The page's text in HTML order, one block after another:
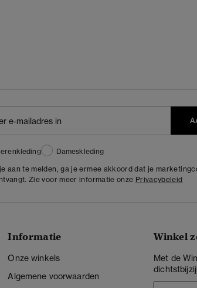
Dameskleding
aan te melden, ga je ermee akkoord dat je
Zie voor meer informatie onze Privacybeleid
Informatie
Onze winkels
Algemene voorwaarden
Winkel
Met de